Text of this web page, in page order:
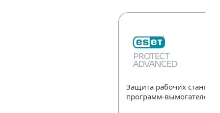
Защита рабочих
программ-вымогателей